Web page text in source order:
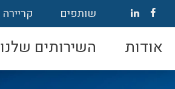
שותפים קריירה
אודות השירותים שלנו